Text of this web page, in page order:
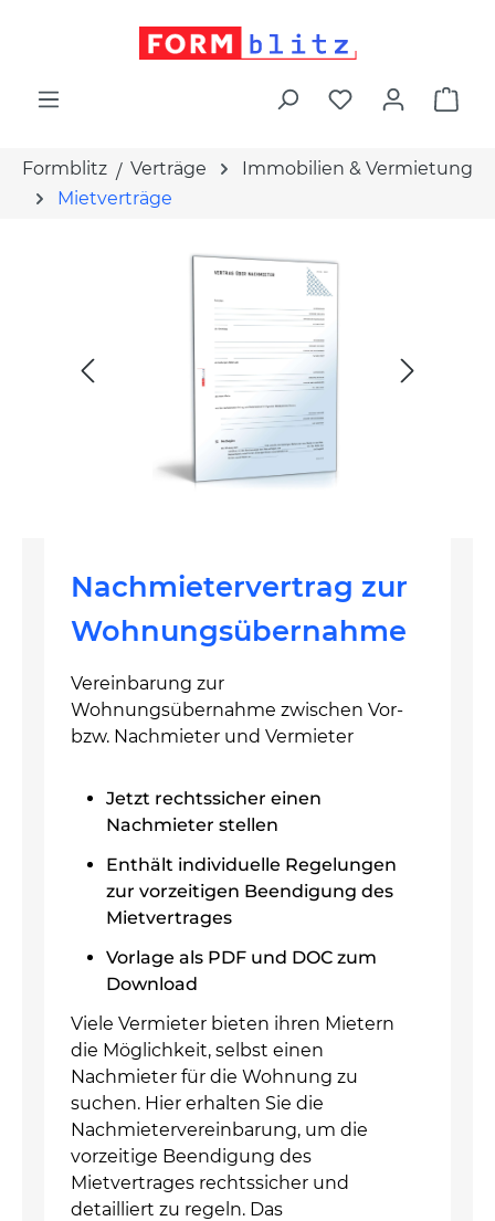
Formblitz Verträge
Immobilien & Vermietung
Mietverträge
Nachmietervertrag zur
Wohnungsübernahme
Vereinbarung zur
Wohnungsübernahme zwischen Vor-
bzw. Nachmieter und Vermieter
Jetzt rechtssicher einen
Nachmieter stellen
Enthält individuelle Regelungen
zur vorzeitigen Beendigung des
Mietvertrages
Vorlage als PDF und DOC zum
Download
Viele Vermieter bieten ihren Mietern
die Möglichkeit, selbst einen
Nachmieter für die Wohnung zu
suchen. Hier erhalten Sie die
Nachmietervereinbarung, um die
vorzeitige Beendigung des
Mietvertrages rechtssicher und
detailliert zu regeln. Das